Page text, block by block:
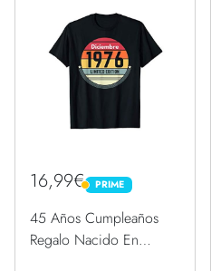
16,99€ PRIME
PRIME
45 Años Cumpleaños
Regalo Nacido En